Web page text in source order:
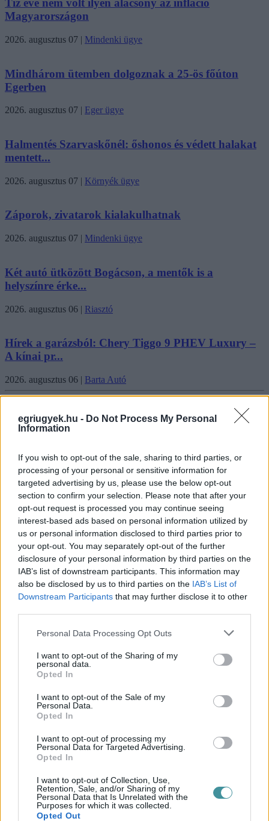
egriugyek.hu - Do Not Process My Personal
Information
If you wish to opt-out of the sale, sharing to third parties, or
processing of your personal or sensitive information for
targeted advertising by us, please use the below opt-out
section to confirm your selection. Please note that after your
opt-out request is processed you may continue seeing
interest-based ads based on personal information utilized by
us or personal information disclosed to third parties prior to
your opt-out. You may separately opt-out of the further
disclosure of your personal information by third parties on the
IAB’s list of downstream participants. This information may
also be disclosed by us to third parties on the IAB’s List of
Downstream Participants that may further disclose it to other
Please note that this website/app uses one or more Google
not limited to your visit or usage behaviour. You may click to
grant or deny consent to Google and its third-party tags to
use your data for below specified purposes in below Google
consent section.
Personal Data Processing Opt Outs
I want to opt-out of the Sharing of my
personal data.
Opted In
I want to opt-out of the Sale of my
Personal Data.
Opted In
I want to opt-out of processing my
Personal Data for Targeted Advertising.
Opted In
I want to opt-out of Collection, Use,
Retention, Sale, and/or Sharing of my
Personal Data that Is Unrelated with the
Purposes for which it was collected.
Opted Out
Tíz éve nem volt ilyen alacsony az infláció
Magyarországon
2026. augusztus 07 | Mindenki ügye
Mindhárom ütemben dolgoznak a 25-ös főúton
Egerben
2026. augusztus 07 | Eger ügye
Halmentés Szarvaskőnél: őshonos és védett halakat
mentett...
2026. augusztus 07 | Környék ügye
Záporok, zivatarok kialakulhatnak
2026. augusztus 07 | Mindenki ügye
Két autó ütközött Bogácson, a mentők is a
helyszínre érke...
2026. augusztus 06 | Riasztó
Hírek a garázsból: Chery Tiggo 9 PHEV Luxury –
A kínai pr...
2026. augusztus 06 | Barta Autó
Friss 10 Mindenki ügye
35 perces tanórák és kevesebb házi feladat jöhet az
alsó ...
Baka Andrást jelöli köztársasági elnöknek a Tisza
Új magyar külügyi stratégia készül, teljes szakítás
jön a...
újraindul a p...
Magyarországon
Záporok, zivatarok kialakulhatnak
Magyar Péter: Kiírják az első szélerőművi
pályázatokat, m...